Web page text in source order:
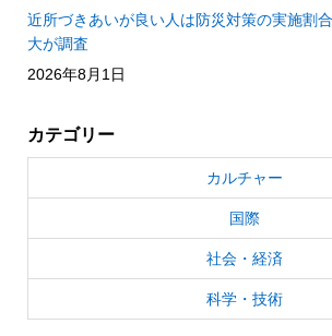
近所づきあいが良い人は防災対策の実施割
大が調査
2026年8月1日
カテゴリー
カルチャー
国際
社会・経済
科学・技術